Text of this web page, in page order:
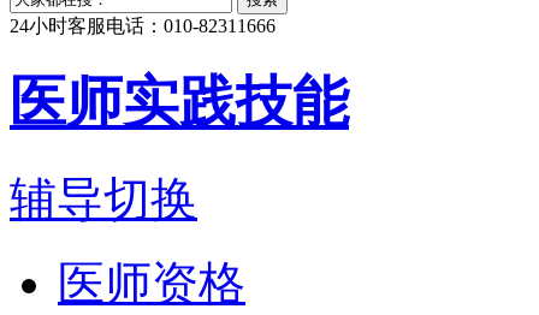
24小时客服电话：010-82311666
医师实践技能
辅导切换
医师资格